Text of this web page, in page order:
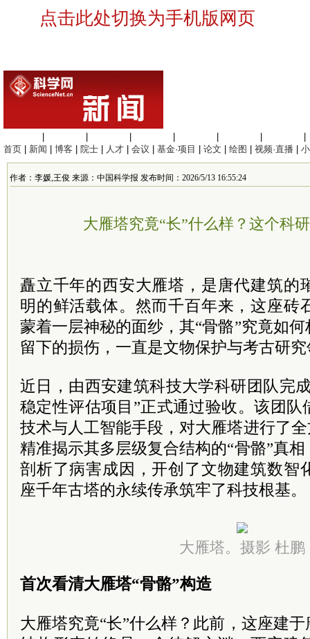
点击此处切换为手机版网页
首页
新闻 博客 院士 人才 会议 基金·项目 论文 绘图 视频·直播
作者：李媛,王俊 来源：中国科学报 发布时间：2026/5/13 16:55:24
大雁塔究竟“长”什么样？这个科
矗立千年的西安大雁塔，是唐代建筑的
明的鲜活载体。然而千百年来，这座砖
蒙着一层神秘的面纱，其“骨骼”究竟如
留下的损伤，一直是文物保护与考古研
近日，由西安建筑科技大学科研团队完
稳定性评估项目”正式通过验收。该团
技术与人工智能手段，对大雁塔进行了
精准揭示其多层级复合结构的“骨骼”真
剖析了病害成因，开创了文物建筑数智
座千年古塔的永续传承筑牢了科技根基。
大雁塔。摄影 杜鹏
首次看清大雁塔“骨骼”构造
大雁塔究竟“长”什么样？此前，这座建